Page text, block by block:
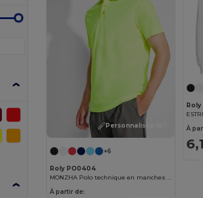
Personnalisez-le !
+6
Roly PO0404
MONZHA Polo technique en manches courtes
À partir de:
Roly
À